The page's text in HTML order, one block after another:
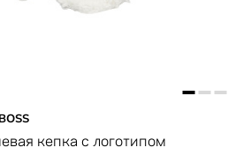
кепка с логотипом